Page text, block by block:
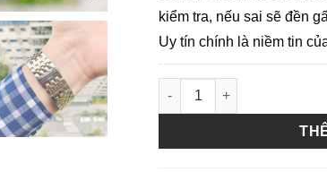
kiểm tra, nếu sai sẽ đền
Uy tín chính là niềm tin
A - ( GIÁ TỐT ) Tissot